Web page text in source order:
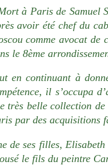
à Paris de Samuel
avoir été chef du
comme avocat de
le 8ème
en continuant à
il s’occupa
très belle collection
par des acquisitions
de ses filles,
le fils du peintre